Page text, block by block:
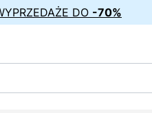
DO -70%